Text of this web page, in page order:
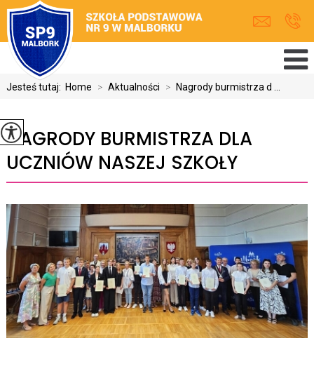
Jesteś tutaj: Home > Aktualności > Nagrody burmistrza d ...
NAGRODY BURMISTRZA DLA
UCZNIÓW NASZEJ SZKOŁY